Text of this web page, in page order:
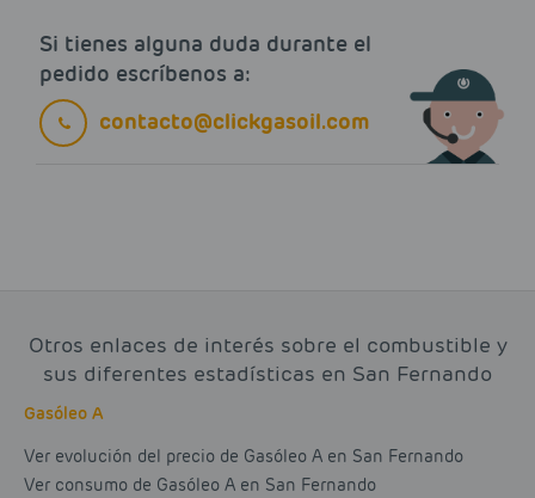
Si tienes alguna duda durante el
pedido escríbenos a:
contacto@clickgasoil.com
Otros enlaces de interés sobre el combustible y
sus diferentes estadísticas en San Fernando
Gasóleo A
Ver evolución del precio de Gasóleo A en San Fernando
Ver consumo de Gasóleo A en San Fernando